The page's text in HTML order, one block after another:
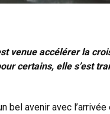
venue accélérer la
certains, elle s’est
bel avenir avec l’arrivée